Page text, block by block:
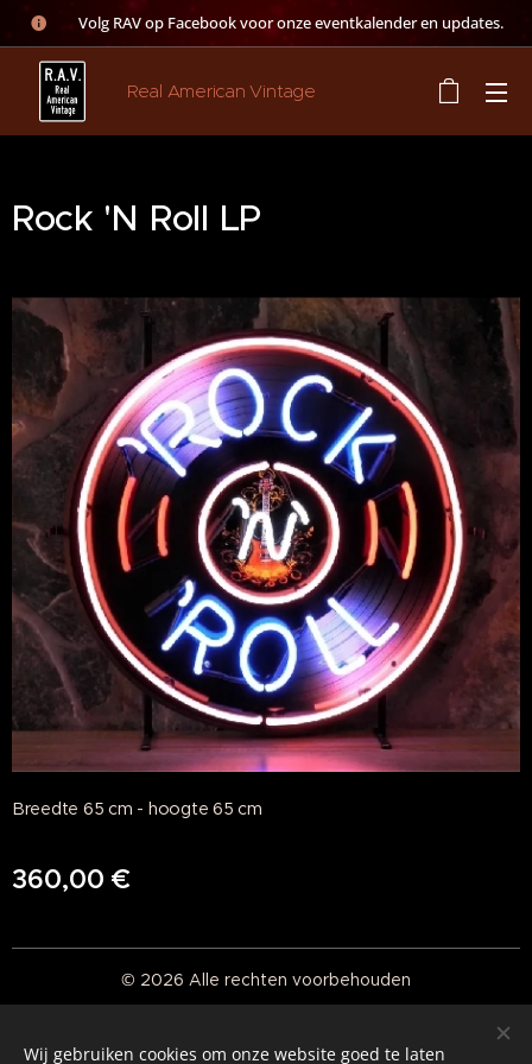
👉 Volg RAV op Facebook voor onze eventkalender en updates.
Real American Vintage
Rock 'N Roll LP
Breedte 65 cm - hoogte 65 cm
360,00 €
© 2026 Alle rechten voorbehouden
Wij gebruiken cookies om onze website goed te laten